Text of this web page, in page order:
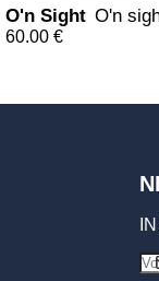
O'n Sight O'n
60.00 €